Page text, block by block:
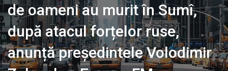
de oameni au murit în Sumî,
după atacul forțelor ruse,
anunță președintele Volodimir